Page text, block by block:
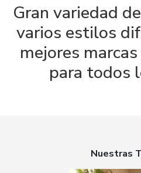
Gran variedad
varios estilos
mejores
para todos
Nuestras